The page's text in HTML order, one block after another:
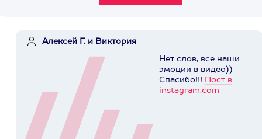
Алексей Г. и Виктория
Нет слов, все наши
эмоции в видео))
Спасибо!!! Пост в
instagram.com